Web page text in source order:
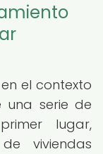
el contexto
una serie de
lugar,
viviendas